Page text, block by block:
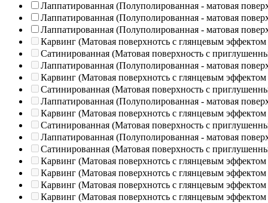
Лаппатированная (Полуполированная - матовая
Лаппатированная (Полуполированная - матовая
Лаппатированная (Полуполированная - матовая
Карвинг (Матовая поверхнотсь с глянцевым эффектом
Сатинированная (Матовая поверхность с
Лаппатированная (Полуполированная - матовая
Карвинг (Матовая поверхнотсь с глянцевым эффектом
Сатинированная (Матовая поверхность с
Лаппатированная (Полуполированная - матовая
Карвинг (Матовая поверхнотсь с глянцевым эффектом
Сатинированная (Матовая поверхность с
Лаппатированная (Полуполированная - матовая
Сатинированная (Матовая поверхность с
Карвинг (Матовая поверхнотсь с глянцевым эффектом
Карвинг (Матовая поверхнотсь с глянцевым эффектом
Карвинг (Матовая поверхнотсь с глянцевым эффектом
Карвинг (Матовая поверхнотсь с глянцевым эффектом